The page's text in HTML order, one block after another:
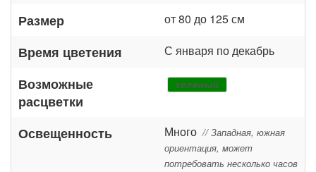
Размер от 80 до 125 см
Время цветения С января по декабрь
Возможные
расцветки
зеленый
Освещенность Много // Западная, южная
ориентация, может
потребовать несколько часов